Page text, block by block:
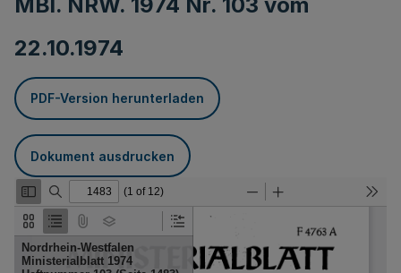
22.10.1974
PDF-Version herunterladen
Dokument ausdrucken